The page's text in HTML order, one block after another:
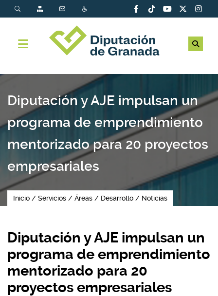
Diputación y AJE impulsan un
programa de emprendimiento
mentorizado para 20 proyectos
empresariales
Inicio Servicios Áreas Desarrollo Noticias
Diputación y AJE impulsan un
programa de emprendimiento
mentorizado para 20
proyectos empresariales